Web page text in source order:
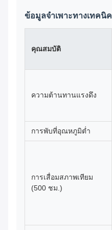
ข้อมูลจำเพาะทางเทคนิค
คุณสมบัติ
ความต้านทานแรงดึง
การพับที่อุณหภูมิต่ำ
การเสื่อมสภาพเทียม
(500 ชม.)